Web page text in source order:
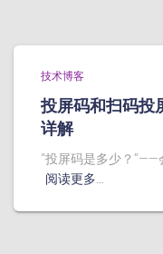
技术博客
投屏码和扫码投
详解
“投屏码是多少？
阅读更多…